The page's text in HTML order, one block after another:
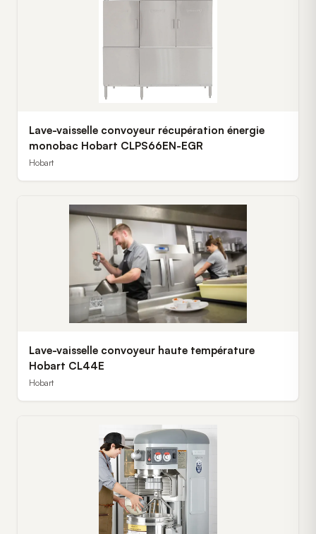
Lave-vaisselle convoyeur récupération énergie
monobac Hobart CLPS66EN-EGR
Hobart
Lave-vaisselle convoyeur haute température
Hobart CL44E
Hobart